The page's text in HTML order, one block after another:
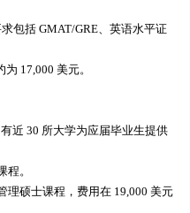
包括 GMAT/GRE、英语水平证
17,000 美元。
近 30 所大学为应届毕业生提供
。
理硕士课程，费用在 19,000 美元